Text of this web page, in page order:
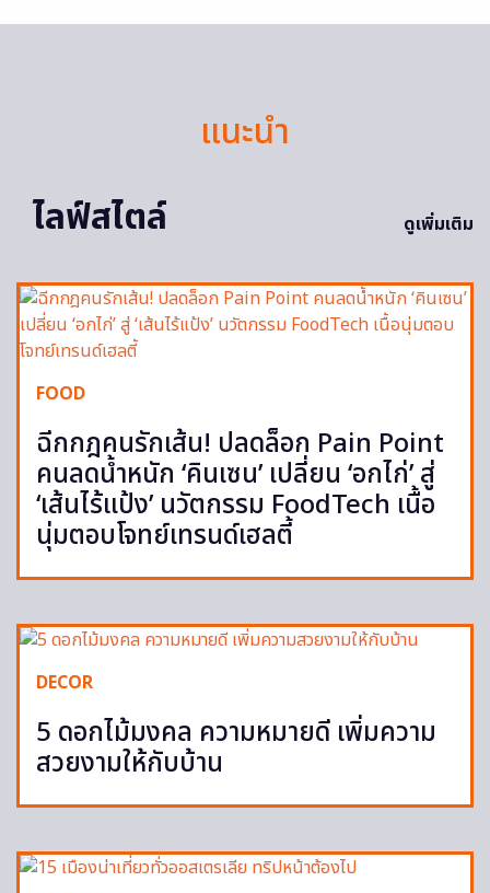
แนะนำ
ไลฟ์สไตล์
ดูเพิ่มเติม
FOOD
ฉีกกฎคนรักเส้น! ปลดล็อก Pain Point
คนลดน้ำหนัก ‘คินเซน’ เปลี่ยน ‘อกไก่’ สู่
‘เส้นไร้แป้ง’ นวัตกรรม FoodTech เนื้อ
นุ่มตอบโจทย์เทรนด์เฮลตี้
DECOR
5 ดอกไม้มงคล ความหมายดี เพิ่มความ
สวยงามให้กับบ้าน